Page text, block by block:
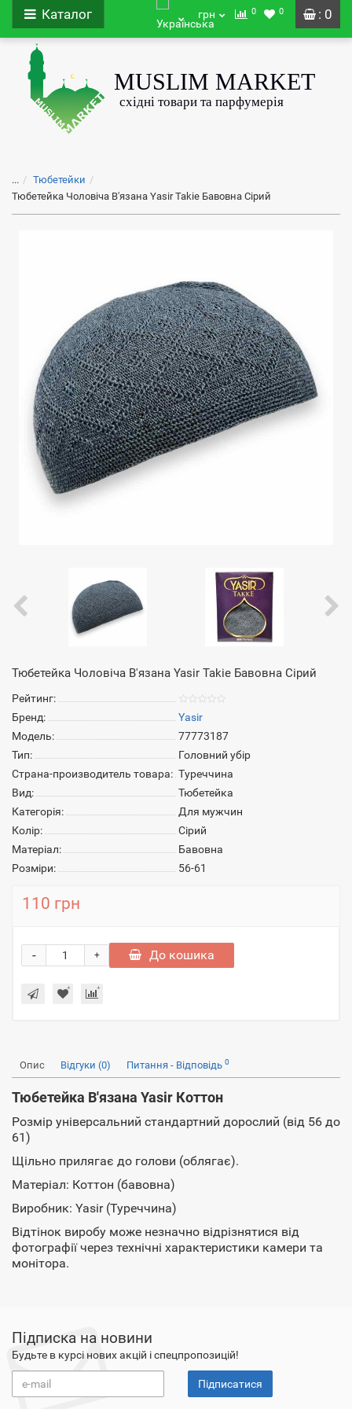
: 0
Каталог грн 0 0
...
Тюбетейки
Тюбетейка Чоловіча В'язана Yasir Takie Бавовна Сірий
Тюбетейка Чоловіча В'язана Yasir Takie Бавовна Сірий
Рейтинг:
Бренд:
Yasir
Модель:
77773187
Тип:
Головний убір
Страна-производитель товара: Туреччина
Вид:
Тюбетейка
Категорія:
Для мужчин
Колір:
Сірий
Матеріал:
Бавовна
Розміри:
56-61
110 грн
+
- До кошика
Опис Відгуки (0) Питання - Відповідь 0
Тюбетейка В'язана Yasir Коттон
Розмір універсальний стандартний дорослий (від 56 до
61)
Щільно прилягає до голови (облягає).
Матеріал: Коттон (бавовна)
Виробник: Yasir (Туреччина)
Відтінок виробу може незначно відрізнятися від
фотографії через технічні характеристики камери та
монітора.
Підписка на новини
Будьте в курсі нових акцій і спецпропозицій!
Підписатися